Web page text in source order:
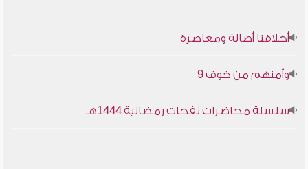
أخلاقنا أصالة ومعاصرة
وأمنهم من خوف 9
سلسلة محاضرات نفحات رمضانية 1444هـ